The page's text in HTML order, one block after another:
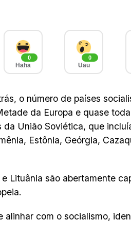
0
Haha
0
Uau
o número de países
da Europa e quase
da União Soviética, que
Estônia, Geórgia,
Lituânia são abertamente
alinhar com o socialismo,